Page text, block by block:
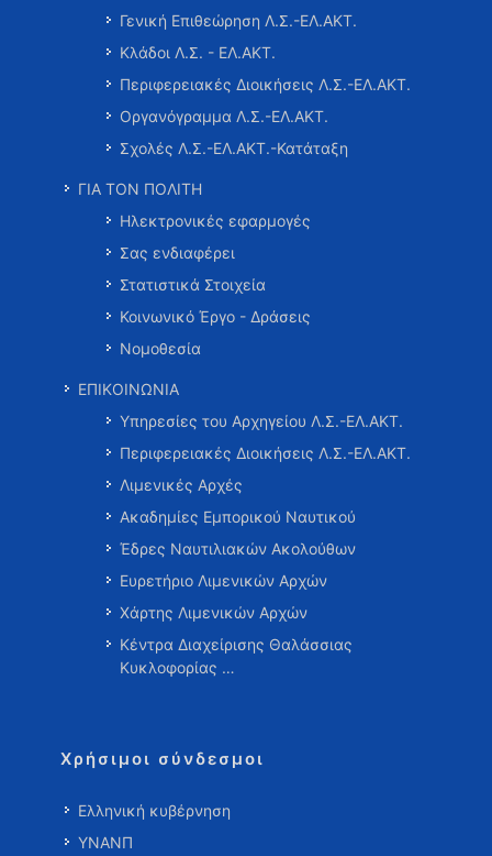
Γενική Επιθεώρηση Λ.Σ.-ΕΛ.ΑΚΤ.
Κλάδοι Λ.Σ. - ΕΛ.ΑΚΤ.
Περιφερειακές Διοικήσεις Λ.Σ.-ΕΛ.ΑΚΤ.
Οργανόγραμμα Λ.Σ.-ΕΛ.ΑΚΤ.
Σχολές Λ.Σ.-ΕΛ.ΑΚΤ.-Κατάταξη
ΓΙΑ ΤΟΝ ΠΟΛΙΤΗ
Ηλεκτρονικές εφαρμογές
Σας ενδιαφέρει
Στατιστικά Στοιχεία
Κοινωνικό Έργο - Δράσεις
Νομοθεσία
ΕΠΙΚΟΙΝΩΝΙΑ
Υπηρεσίες του Αρχηγείου Λ.Σ.-ΕΛ.ΑΚΤ.
Περιφερειακές Διοικήσεις Λ.Σ.-ΕΛ.ΑΚΤ.
Λιμενικές Αρχές
Ακαδημίες Εμπορικού Ναυτικού
Έδρες Ναυτιλιακών Ακολούθων
Ευρετήριο Λιμενικών Αρχών
Χάρτης Λιμενικών Αρχών
Κέντρα Διαχείρισης Θαλάσσιας
Κυκλοφορίας …
Χρήσιμοι σύνδεσμοι
Ελληνική κυβέρνηση
ΥΝΑΝΠ